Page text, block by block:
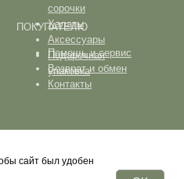
сайт был удобен
сорочки
Халаты
Аксессуары
Подарочная
упаковка
ПОКУПАТЕЛЮ
Помощь и сервис
Возврат и обмен
Контакты